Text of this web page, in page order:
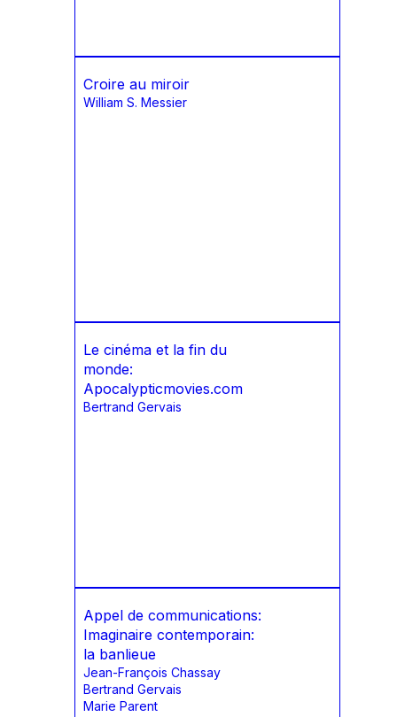
Croire au miroir
William S. Messier
Le cinéma et la fin du
monde:
Apocalypticmovies.com
Bertrand Gervais
Appel de communications:
Imaginaire contemporain:
la banlieue
Jean-François Chassay
Bertrand Gervais
Marie Parent